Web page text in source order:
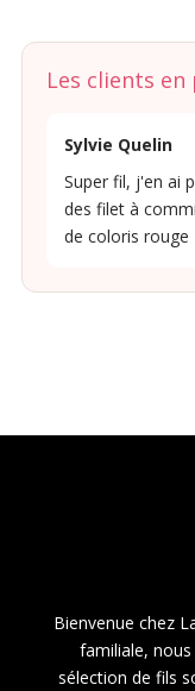
Les clients
Sylvie Quelin
Super fil, j'en ai
des filet à
de coloris rouge
Bienvenue chez
familiale,
sélection de fils